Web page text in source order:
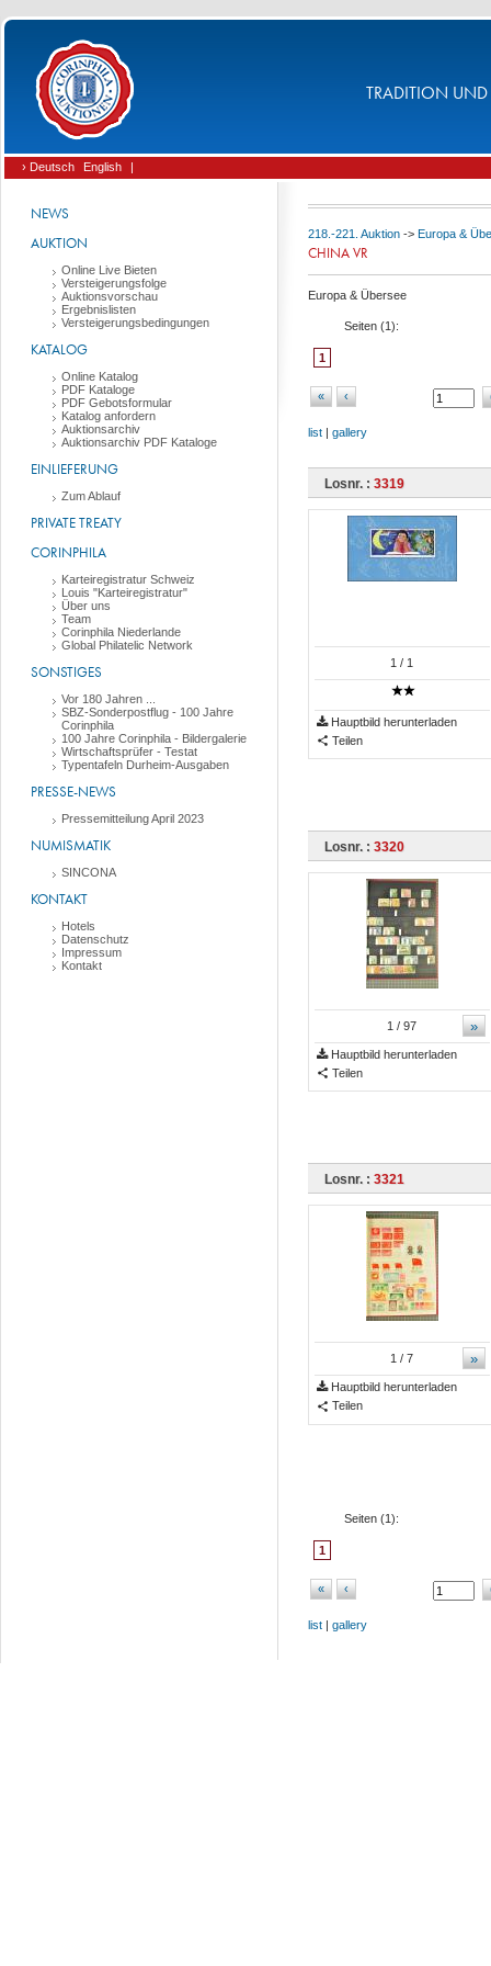
TRADITION UND
› Deutsch English |
NEWS
AUKTION
Online Live Bieten
Versteigerungsfolge
Auktionsvorschau
Ergebnislisten
Versteigerungsbedingungen
KATALOG
Online Katalog
PDF Kataloge
PDF Gebotsformular
Katalog anfordern
Auktionsarchiv
Auktionsarchiv PDF Kataloge
EINLIEFERUNG
Zum Ablauf
PRIVATE TREATY
CORINPHILA
Karteiregistratur Schweiz
Louis "Karteiregistratur"
Über uns
Team
Corinphila Niederlande
Global Philatelic Network
SONSTIGES
Vor 180 Jahren ...
SBZ-Sonderpostflug - 100 Jahre
Corinphila
100 Jahre Corinphila - Bildergalerie
Wirtschaftsprüfer - Testat
Typentafeln Durheim-Ausgaben
PRESSE-NEWS
Pressemitteilung April 2023
NUMISMATIK
SINCONA
KONTAKT
Hotels
Datenschutz
Impressum
Kontakt
218.-221. Auktion -> Europa &
CHINA VR
Europa & Übersee
Seiten (1):
1
« ‹
list | gallery
Losnr. : 3319
1 / 1
Hauptbild herunterladen
Teilen
Losnr. : 3320
»
1 / 97
Hauptbild herunterladen
Teilen
Losnr. : 3321
»
1 / 7
Hauptbild herunterladen
Teilen
Seiten (1):
1
« ‹
list | gallery